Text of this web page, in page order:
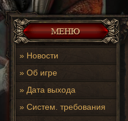
» Новости
» Об игре
» Дата выхода
» Систем. требования